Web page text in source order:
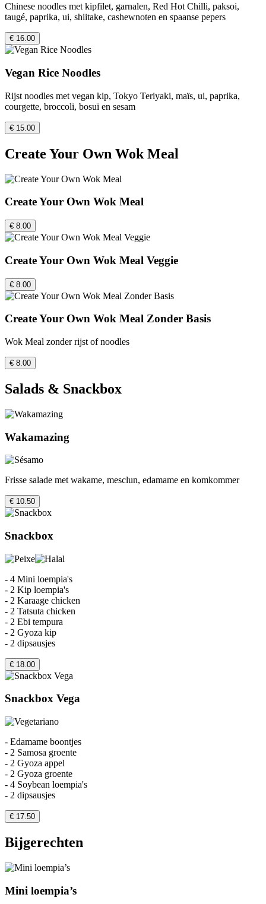
Chinese noodles met kipfilet, garnalen, Red Hot Chilli, paksoi,
taugé, paprika, ui, shiitake, cashewnoten en spaanse pepers
€ 16.00
Vegan Rice Noodles
Rijst noodles met vegan kip, Tokyo Teriyaki, maïs, ui, paprika,
courgette, broccoli, bosui en sesam
€ 15.00
Create Your Own Wok Meal
Create Your Own Wok Meal
€ 8.00
Create Your Own Wok Meal Veggie
€ 8.00
Create Your Own Wok Meal Zonder Basis
Wok Meal zonder rijst of noodles
€ 8.00
Salads & Snackbox
Wakamazing
Frisse salade met wakame, mesclun, edamame en komkommer
€ 10.50
Snackbox
- 4 Mini loempia's
- 2 Kip loempia's
- 2 Karaage chicken
- 2 Tatsuta chicken
- 2 Ebi tempura
- 2 Gyoza kip
- 2 dipsausjes
€ 18.00
Snackbox Vega
- Edamame boontjes
- 2 Samosa groente
- 2 Gyoza appel
- 2 Gyoza groente
- 4 Soybean loempia's
- 2 dipsausjes
€ 17.50
Bijgerechten
Mini loempia’s